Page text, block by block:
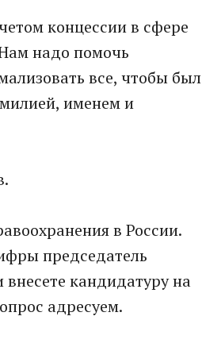
концессии в сфере
надо помочь
все, чтобы был
именем и
в России.
председатель
кандидатуру на
адресуем.